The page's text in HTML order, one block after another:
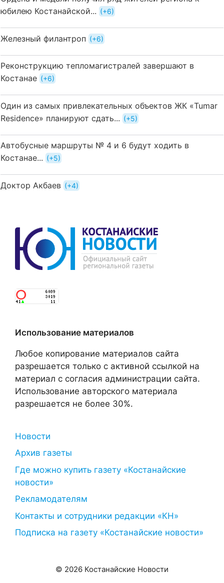
юбилею Костанайской...
+6
Железный филантроп +6
Реконструкцию тепломагистралей завершают в
Костанае
+6
Один из самых привлекательных объектов ЖК «Tumar
Residence» планируют сдать...
+5
Автобусные маршруты № 4 и 6 будут ходить в
Костанае...
+5
Доктор Акбаев +4
Использование материалов
Любое копирование материалов сайта
разрешается только с активной ссылкой на
материал с согласия администрации сайта.
Использование авторского материала
разрешается не более 30%.
Новости
Архив газеты
Где можно купить газету «Костанайские
новости»
Рекламодателям
Контакты и сотрудники редакции «КН»
Подписка на газету «Костанайские новости»
© 2026 Костанайские Новости